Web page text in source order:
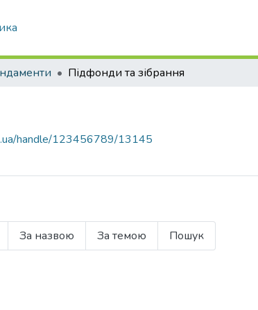
Підфонди та зібрання
handle/123456789/13145
За назвою За темою Пошук